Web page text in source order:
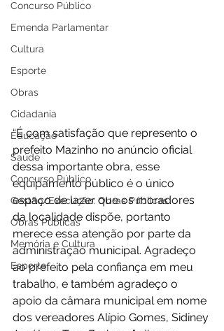
Concurso Público
Emenda Parlamentar
Cultura
Esporte
Obras
Cidadania
Educação
Saúde
Concurso Público
Gestão/Execução: Obras Públicas
Obras Públicas
Memória e Cultura
Esporte
“É com satisfação que represento o
prefeito Mazinho no anúncio oficial
dessa importante obra, esse
equipamento público é o único
espaço de lazer que os moradores
da localidade dispõe, portanto
merece essa atenção por parte da
administração municipal. Agradeço
ao prefeito pela confiança em meu
trabalho, e também agradeço o
apoio da câmara municipal em nome
dos vereadores Alípio Gomes, Sidiney